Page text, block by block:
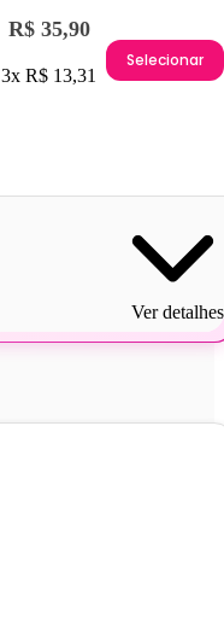
R$ 35,90
3x R$ 13,31
Selecionar
Ver detalhes